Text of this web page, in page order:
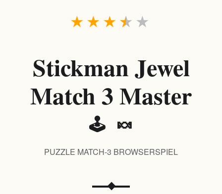
★
★
★
★
★
Stickman Jewel
Match 3 Master
🕹️ 🍬
PUZZLE MATCH-3 BROWSERSPIEL